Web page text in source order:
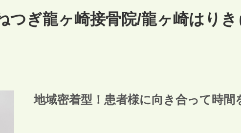
つぎ龍ヶ崎接骨院/龍ヶ崎はり
地域密着型！患者様に向き合って時